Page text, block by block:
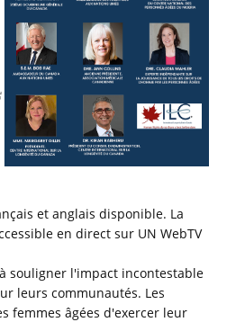
et anglais disponible. La
en direct sur UN WebTV
souligner l'impact incontestable
leurs communautés. Les
femmes âgées d'exercer leur